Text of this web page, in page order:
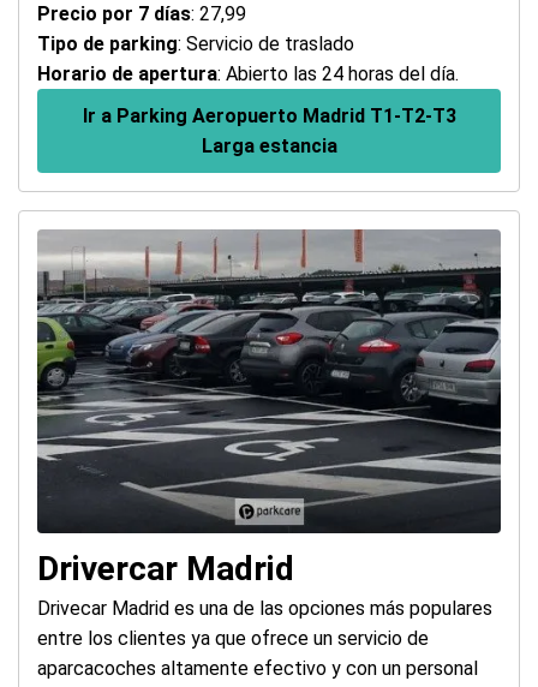
Precio por 7 días: 27,99
Tipo de parking: Servicio de traslado
Horario de apertura: Abierto las 24 horas del día.
Ir a Parking Aeropuerto Madrid T1-T2-T3
Larga estancia
Drivercar Madrid
Drivecar Madrid es una de las opciones más populares
entre los clientes ya que ofrece un servicio de
aparcacoches altamente efectivo y con un personal